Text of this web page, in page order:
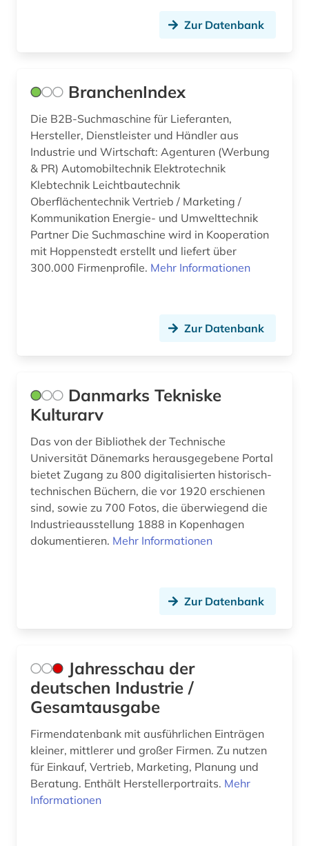
Zur Datenbank
BranchenIndex
Die B2B-Suchmaschine für Lieferanten,
Hersteller, Dienstleister und Händler aus
Industrie und Wirtschaft: Agenturen (Werbung
& PR) Automobiltechnik Elektrotechnik
Klebtechnik Leichtbautechnik
Oberflächentechnik Vertrieb / Marketing /
Kommunikation Energie- und Umwelttechnik
Partner Die Suchmaschine wird in Kooperation
mit Hoppenstedt erstellt und liefert über
300.000 Firmenprofile. Mehr Informationen
Zur Datenbank
Danmarks Tekniske
Kulturarv
Das von der Bibliothek der Technische
Universität Dänemarks herausgegebene Portal
bietet Zugang zu 800 digitalisierten historisch-
technischen Büchern, die vor 1920 erschienen
sind, sowie zu 700 Fotos, die überwiegend die
Industrieausstellung 1888 in Kopenhagen
dokumentieren. Mehr Informationen
Zur Datenbank
Jahresschau der
deutschen Industrie /
Gesamtausgabe
Firmendatenbank mit ausführlichen Einträgen
kleiner, mittlerer und großer Firmen. Zu nutzen
für Einkauf, Vertrieb, Marketing, Planung und
Beratung. Enthält Herstellerportraits. Mehr
Informationen